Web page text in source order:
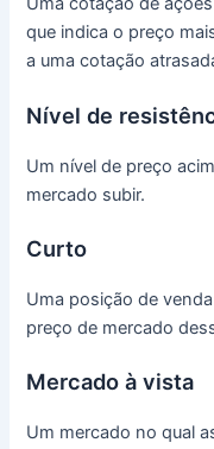
que indica o preço
a uma cotação
Nível de
Um nível de preço
mercado subir.
Curto
Uma posição de
preço de mercado
Mercado à vista
Um mercado no qual